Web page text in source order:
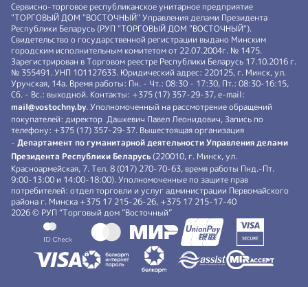
Сервисно-торговое республиканское унитарное предприятие
"ТОРГОВЫЙ ДОМ "ВОСТОЧНЫЙ" Управления делами Президента
Республики Беларусь (РУП "ТОРГОВЫЙ ДОМ "ВОСТОЧНЫЙ").
Свидетельство о государственной регистрации выдано Минским
городским исполнительным комитетом от 22.07.2004г. № 1475.
Зарегистрирован в Торговом реестре Республики Беларусь 17.10.2016 г.
№ 355491. УНП 101127633. Юридический адрес: 220125, г. Минск, ул.
Уручская, 14а. Время работы: Пн. - Чт.: 08:30 - 17:30, Пт.: 08:30-16:15,
Сб. - Вс.: выходной. Контакты: +375 (17) 357-29-37, e-mail:
mail@vostochny.by. Уполномоченный на рассмотрение обращений
покупателей: директор Дашкевич Павел Леонидович, Запись по
телефону: +375 (17) 357-29-37. Вышестоящая организация
- Департамент по гуманитарной деятельности Управления делами
Президента Республики Беларусь (220010, г. Минск, ул.
Красноармейская, 7. Тел. 8 (017) 270-70-63, время работы Пнд.-Пт.
9:00-13:00 и 14:00-18:00). Уполномоченные по защите прав
потребителей: отдел торговли и услуг администрации Первомайского
района г. Минска +375 17 215-26-26, +375 17 215-17-40
2026 © РУП “Торговый дом ”Восточный”